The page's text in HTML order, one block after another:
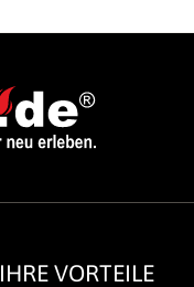
IHRE VORTEILE